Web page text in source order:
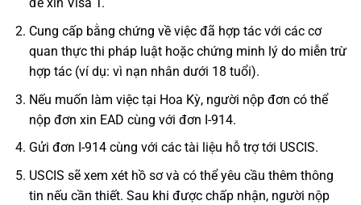
để xin Visa T.
Cung cấp bằng chứng về việc đã hợp tác với các cơ
quan thực thi pháp luật hoặc chứng minh lý do miễn trừ
hợp tác (ví dụ: vì nạn nhân dưới 18 tuổi).
Nếu muốn làm việc tại Hoa Kỳ, người nộp đơn có thể
nộp đơn xin EAD cùng với đơn I-914.
Gửi đơn I-914 cùng với các tài liệu hỗ trợ tới USCIS.
USCIS sẽ xem xét hồ sơ và có thể yêu cầu thêm thông
tin nếu cần thiết. Sau khi được chấp nhận, người nộp